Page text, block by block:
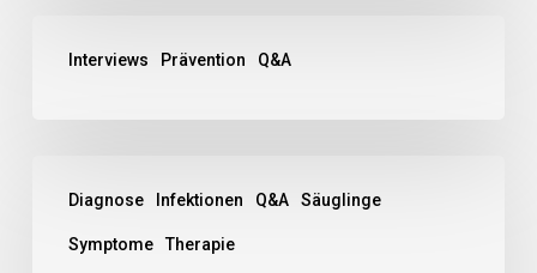
Interviews Prävention Q&A
Diagnose Infektionen Q&A Säuglinge
Symptome Therapie